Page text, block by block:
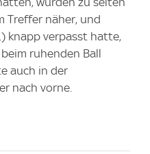
Treffer näher, und
knapp verpasst hatte,
ruhenden Ball
auch in der
nach vorne.